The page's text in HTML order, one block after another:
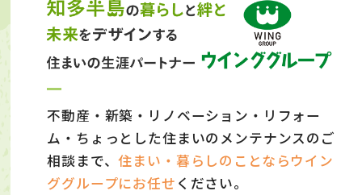
不動産・新築・リノベーション・リフォー
ム・ちょっとした住まいのメンテナンスのご
相談まで、住まい・暮らしのことならウイン
ググループにお任せ ください。